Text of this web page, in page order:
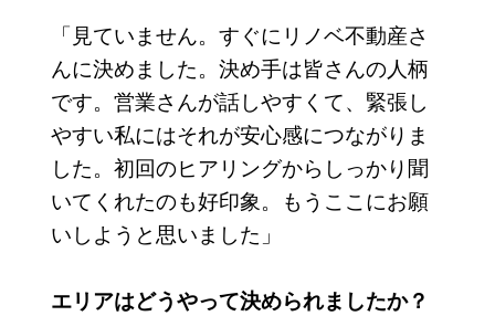
「見ていません。すぐにリノベ不動産さ
んに決めました。決め手は皆さんの人柄
です。営業さんが話しやすくて、緊張し
やすい私にはそれが安心感につながりま
した。初回のヒアリングからしっかり聞
いてくれたのも好印象。もうここにお願
いしようと思いました」
エリアはどうやって決められましたか？